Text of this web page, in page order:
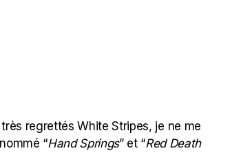
très regrettés White Stripes, je ne me
“Hand Springs” et “Red Death